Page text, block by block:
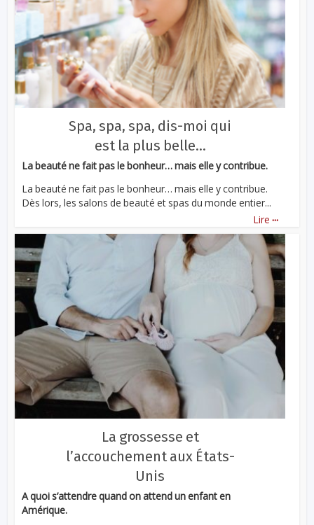
Spa, spa, spa, dis-moi qui
est la plus belle…
La beauté ne fait pas le bonheur… mais elle y contribue.
La beauté ne fait pas le bonheur… mais elle y contribue.
Dès lors, les salons de beauté et spas du monde entier...
Lire ...
La grossesse et
l’accouchement aux États-
Unis
A quoi s’attendre quand on attend un enfant en
Amérique.